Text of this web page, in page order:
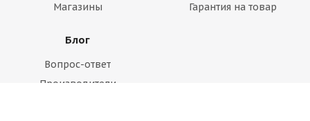
Магазины
Гарантия на товар
Блог
Вопрос-ответ
Производители